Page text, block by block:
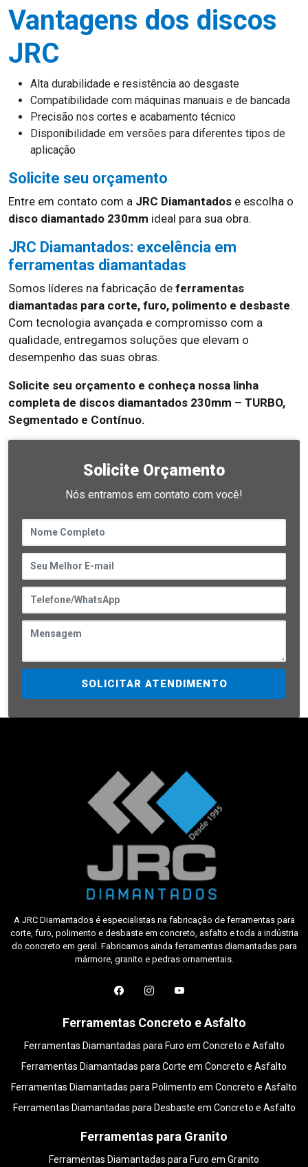
Vantagens dos discos
JRC
Alta durabilidade e resistência ao desgaste
Compatibilidade com máquinas manuais e de bancada
Precisão nos cortes e acabamento técnico
Disponibilidade em versões para diferentes tipos de
aplicação
Solicite seu orçamento
Entre em contato com a JRC Diamantados e escolha o
disco diamantado 230mm ideal para sua obra.
JRC Diamantados: excelência em
ferramentas diamantadas
Somos líderes na fabricação de ferramentas
diamantadas para corte, furo, polimento e desbaste.
Com tecnologia avançada e compromisso com a
qualidade, entregamos soluções que elevam o
desempenho das suas obras.
Solicite seu orçamento e conheça nossa linha
completa de discos diamantados 230mm – TURBO,
Segmentado e Contínuo.
Solicite Orçamento
Nós entramos em contato com você!
SOLICITAR ATENDIMENTO
A JRC Diamantados é especialistas na fabricação de ferramentas para
corte, furo, polimento e desbaste em concreto, asfalto e toda a indústria
do concreto em geral. Fabricamos ainda ferramentas diamantadas para
mármore, granito e pedras ornamentais.
Ferramentas Concreto e Asfalto
Ferramentas Diamantadas para Furo em Concreto e Asfalto
Ferramentas Diamantadas para Corte em Concreto e Asfalto
Ferramentas Diamantadas para Polimento em Concreto e Asfalto
Ferramentas Diamantadas para Desbaste em Concreto e Asfalto
Ferramentas para Granito
Ferramentas Diamantadas para Furo em Granito